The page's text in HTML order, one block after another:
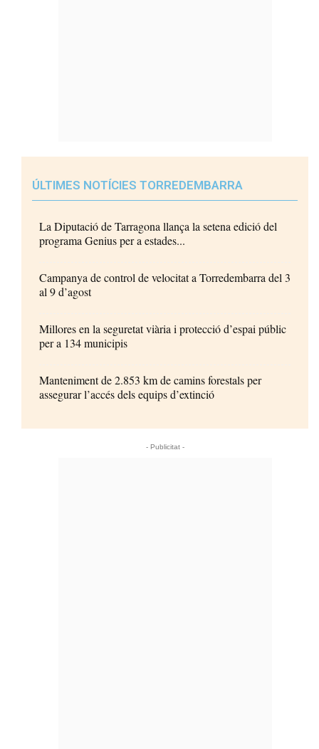
ÚLTIMES NOTÍCIES TORREDEMBARRA
La Diputació de Tarragona llança la setena edició del
programa Genius per a estades...
Campanya de control de velocitat a Torredembarra del 3
al 9 d’agost
Millores en la seguretat viària i protecció d’espai públic
per a 134 municipis
Manteniment de 2.853 km de camins forestals per
assegurar l’accés dels equips d’extinció
- Publicitat -